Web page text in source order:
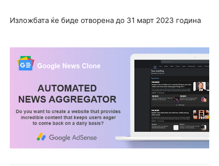
Изложбата ќе биде отворена до 31 март 2023 година